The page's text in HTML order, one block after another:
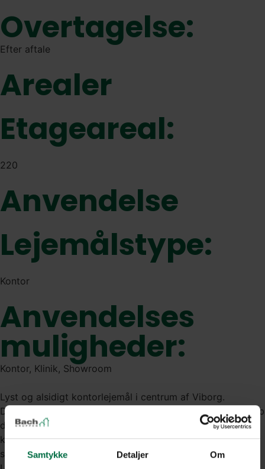
Samtykke Detaljer Om
Overtagelse:
Efter aftale
Arealer
Etageareal:
220
Anvendelse
Lejemålstype:
Kontor
Anvendelses
muligheder:
Kontor, Klinik, Showroom
Lyst og alsidigt kontorlejemål i centrum af Viborg.
De 220 m2 indeholder enkeltmandskontor, kontorlandskab
der evt. kan deles i 3 med de eksisterende foldedøre,
køkken, frokoststue, toilet, badeværelse med brus og
sauna.